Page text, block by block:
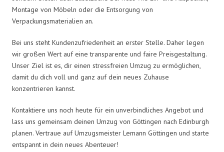
Montage von Möbeln oder die Entsorgung von
Verpackungsmaterialien an.
Bei uns steht Kundenzufriedenheit an erster Stelle. Daher legen
wir großen Wert auf eine transparente und faire Preisgestaltung.
Unser Ziel ist es, dir einen stressfreien Umzug zu ermöglichen,
damit du dich voll und ganz auf dein neues Zuhause
konzentrieren kannst.
Kontaktiere uns noch heute für ein unverbindliches Angebot und
lass uns gemeinsam deinen Umzug von Göttingen nach Edinburgh
planen. Vertraue auf Umzugsmeister Lemann Göttingen und starte
entspannt in dein neues Abenteuer!